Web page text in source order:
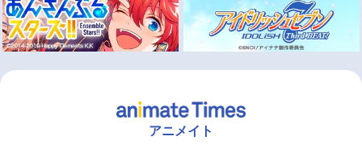
アニメイト